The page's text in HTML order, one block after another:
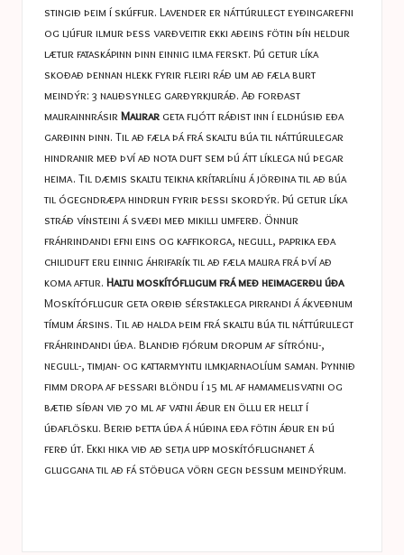
stingið þeim í skúffur. Lavender er náttúrulegt eyðingarefni
og ljúfur ilmur þess varðveitir ekki aðeins fötin þín heldur
lætur fataskápinn þinn einnig ilma ferskt. Þú getur líka
skoðað þennan hlekk fyrir fleiri ráð um að fæla burt
meindýr: 3 nauðsynleg garðyrkjuráð. Að forðast
maurainnrásirMaurar geta fljótt ráðist inn í eldhúsið eða
garðinn þinn. Til að fæla þá frá skaltu búa til náttúrulegar
hindranir með því að nota duft sem þú átt líklega nú þegar
heima. Til dæmis skaltu teikna krítarlínu á jörðina til að búa
til ógegndræpa hindrun fyrir þessi skordýr. Þú getur líka
stráð vínsteini á svæði með mikilli umferð. Önnur
fráhrindandi efni eins og kaffikorga, negull, paprika eða
chiliduft eru einnig áhrifarík til að fæla maura frá því að
koma aftur. Haltu moskítóflugum frá með heimagerðu úða
Moskítóflugur geta orðið sérstaklega pirrandi á ákveðnum
tímum ársins. Til að halda þeim frá skaltu búa til náttúrulegt
fráhrindandi úða. Blandið fjórum dropum af sítrónu-,
negull-, timjan- og kattarmyntu ilmkjarnaolíum saman. Þynnið
fimm dropa af þessari blöndu í 15 ml af hamamelisvatni og
bætið síðan við 70 ml af vatni áður en öllu er hellt í
úðaflösku. Berið þetta úða á húðina eða fötin áður en þú
ferð út. Ekki hika við að setja upp moskítóflugnanet á
gluggana til að fá stöðuga vörn gegn þessum meindýrum.